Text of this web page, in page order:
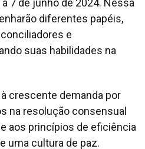
7 de junho de 2024. Nessa
diferentes papéis,
e
suas habilidades na
crescente demanda por
na resolução consensual
aos princípios de eficiência
uma cultura de paz.